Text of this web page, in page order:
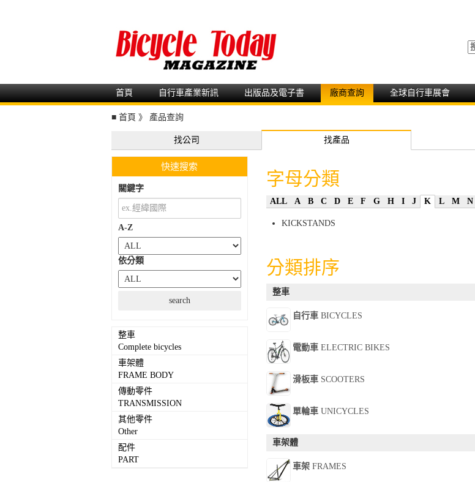
首頁 自行車產業新訊 出版品及電子書 廠商查詢 全球自行車展會
■ 首頁 》 產品查詢
找公司 找產品
快速搜索
關鍵字
A-Z
依分類
整車
Complete bicycles
車架體
FRAME BODY
傳動零件
TRANSMISSION
其他零件
Other
配件
PART
字母分類
ALL A B C D E F G H I J K L M N
KICKSTANDS
分類排序
整車
自行車BICYCLES
電動車ELECTRIC BIKES
滑板車SCOOTERS
單輪車UNICYCLES
車架體
車架FRAMES